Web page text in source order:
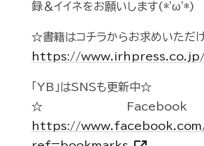
録＆イイネをお願いします(*'ω'*)
☆書籍はコチラからお求めいただ
https://www.irhpress.co.jp/
「YB」はSNSも更新中☆
https://